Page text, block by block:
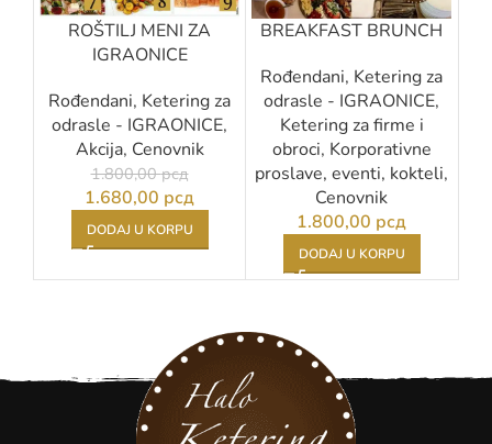
ROŠTILJ MENI ZA
IGRAONICE
Rođendani, Ketering za
odrasle - IGRAONICE,
Akcija, Cenovnik
1.800,00рсд
1.680,00 рсд
DODAJ U KORPU
BREAKFAST BRUNCH
Rođendani, Ketering za
odrasle - IGRAONICE,
Ketering za firme i
obroci, Korporativne
proslave, eventi, kokteli,
Cenovnik
1.800,00 рсд
DODAJ U KORPU